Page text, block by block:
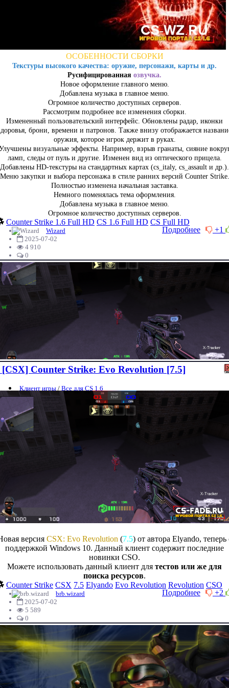
ОСОБЕННОСТИ СБОРКИ
Текстуры высокого качества: оружие, персонажи, карты и др.
Русифицированная озвучка.
Новое оформление главного меню.
Добавлена музыка в главное меню.
Огромное количество доступных серверов.
Рассмотрим подробнее все изменения сборки.
Измененный пользовательский интерфейс. Обновлены радар, иконки
брони, времени и патронов. Также внизу отображается
оружия, которое игрок держит в руках.
визуальные эффекты. Например, взрыв гранаты, сияние
ламп, следы от пуль и другие. Изменен вид из оптического прицела.
Добавлены HD-текстуры на стандартных картах (cs_italy, cs_assault и др.).
Меню закупки и выбора персонажа в стиле ранних версий Counter Strike.
Полностью изменена начальная заставка.
Немного поменялась тема оформления.
Добавлена музыка в главное меню.
Огромное количество доступных серверов.
Counter Strike 1.6 Full HD CS 1.6 Full HD CS Full HD
+1
Подробнее
Wizard
2025-07-02
4 910
0
[CSX] Counter Strike: Evo Revolution [7.5]
Клиент игры / Все для CS 1.6
версия CSX: Evo Revolution (7.5) от автора Elyando, теперь
поддержкой Windows 10. Данный клиент содержит последние
новинки CSO.
Можете использовать данный клиент для тестов или же для
поиска ресурсов.
Counter Strike CSX 7.5 Elyando Evo Revolution Revolution CSO
+2
Подробнее
brb.wizard
2025-07-02
5 589
0